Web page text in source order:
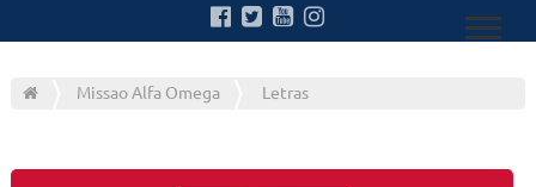
Missao Alfa Omega Letras